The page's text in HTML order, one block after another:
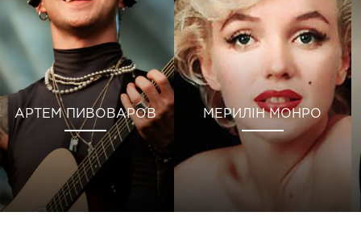
АРТЕМ ПИВОВАРОВ МЕРИЛІН МОНРО